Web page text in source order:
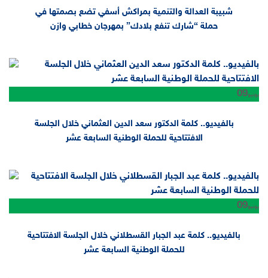
شبيبة العدالة والتنمية بمراكش أسفي تضع بصمتها في
حملة “شارك تنفع بلادك” بمهرجان خطابي وازن
09يونيو
بالفيديو.. كلمة الدكتور سعد الدين العثماني خلال الجلسة
الافتتاحية للحملة الوطنية السابعة عشر
09يونيو
بالفيديو.. كلمة عبد الجبار القسطلاني خلال الجلسة الافتتاحية
للحملة الوطنية السابعة عشر